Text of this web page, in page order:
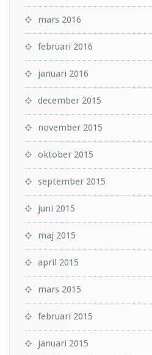
mars 2016
februari 2016
januari 2016
december 2015
november 2015
oktober 2015
september 2015
juni 2015
maj 2015
april 2015
mars 2015
februari 2015
januari 2015